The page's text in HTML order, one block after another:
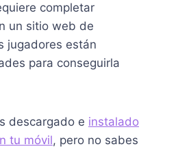
completar
un sitio web de
jugadores están
para conseguirla
descargado e instalado
tu móvil, pero no sabes